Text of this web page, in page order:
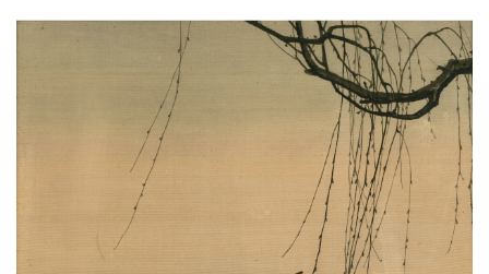
術
Yu
Jen
Taipei